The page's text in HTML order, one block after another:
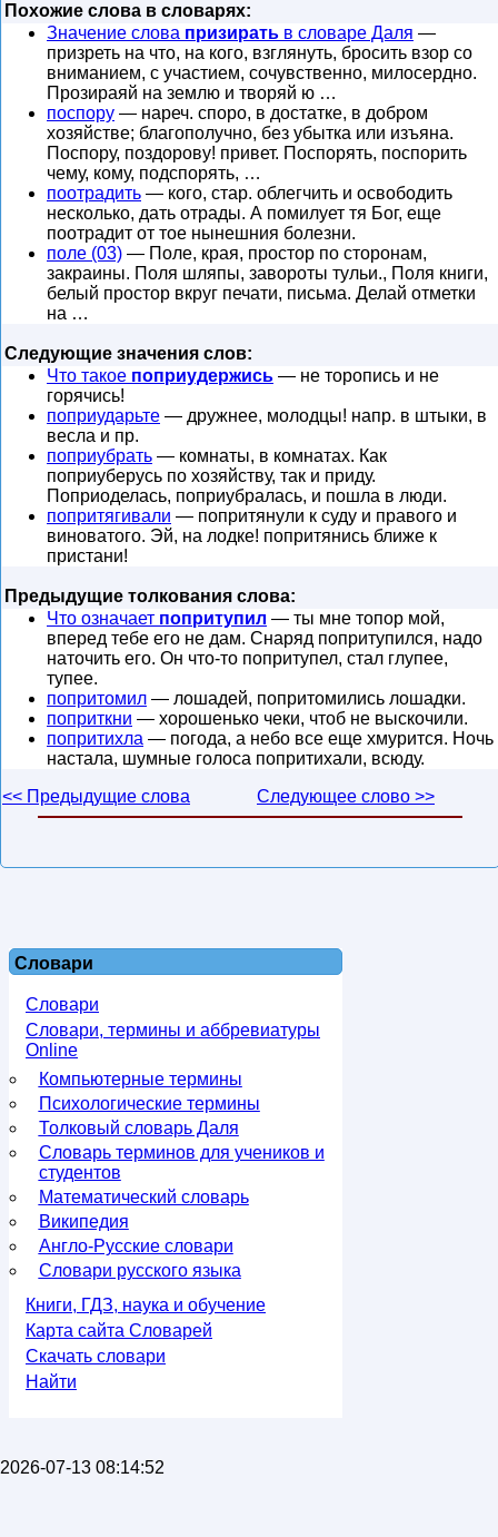
Похожие слова в словарях:
Значение слова призирать в словаре Даля —
призреть на что, на кого, взглянуть, бросить взор со
вниманием, с участием, сочувственно, милосердно.
Прозираяй на землю и творяй ю …
поспору — нареч. споро, в достатке, в добром
хозяйстве; благополучно, без убытка или изъяна.
Поспору, поздорову! привет. Поспорять, поспорить
чему, кому, подспорять, …
поотрадить — кого, стар. облегчить и освободить
несколько, дать отрады. А помилует тя Бог, еще
поотрадит от тое нынешния болезни.
поле (03) — Поле, края, простор по сторонам,
закраины. Поля шляпы, завороты тульи., Поля книги,
белый простор вкруг печати, письма. Делай отметки
на …
Следующие значения слов:
Что такое поприудержись — не торопись и не
горячись!
поприударьте — дружнее, молодцы! напр. в штыки, в
весла и пр.
поприубрать — комнаты, в комнатах. Как
поприуберусь по хозяйству, так и приду.
Поприоделась, поприубралась, и пошла в люди.
попритягивали — попритянули к суду и правого и
виноватого. Эй, на лодке! попритянись ближе к
пристани!
Предыдущие толкования слова:
Что означает попритупил — ты мне топор мой,
вперед тебе его не дам. Снаряд попритупился, надо
наточить его. Он что-то попритупел, стал глупее,
тупее.
попритомил — лошадей, попритомились лошадки.
поприткни — хорошенько чеки, чтоб не выскочили.
попритихла — погода, а небо все еще хмурится. Ночь
настала, шумные голоса попритихали, всюду.
<< Предыдущие слова
Следующее слово >>
Словари
Словари
Словари, термины и аббревиатуры
Online
Компьютерные термины
Психологические термины
Толковый словарь Даля
Словарь терминов для учеников и
студентов
Математический словарь
Википедия
Англо-Русские словари
Словари русского языка
Книги, ГДЗ, наука и обучение
Карта сайта Словарей
Скачать словари
Найти
2026-07-13 08:14:52